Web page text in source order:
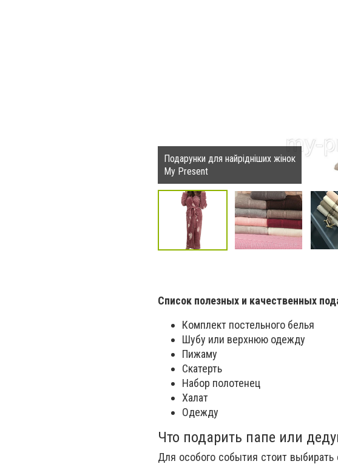
Подарунки для найрідніших жінок
My Present
Список полезных и качественных
Комплект постельного белья
Шубу или верхнюю одежду
Пижаму
Скатерть
Набор полотенец
Халат
Одежду
Что подарить папе или
Для особого события стоит